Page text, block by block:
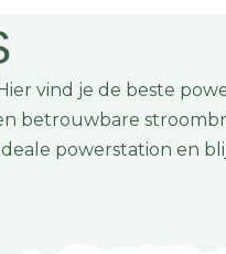
vind je de beste
betrouwbare
powerstation en